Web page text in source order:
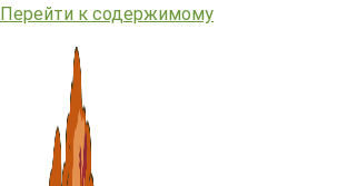
Перейти к содержимому